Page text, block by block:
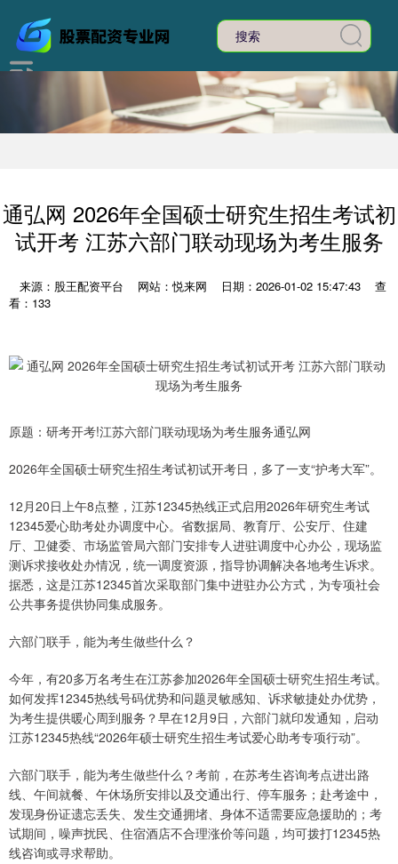
通弘网 2026年全国硕士研究生招生考试初
试开考 江苏六部门联动现场为考生服务
来源：股王配资平台 网站：悦来网 日期：2026-01-02 15:47:43
查
看：133
原题：研考开考!江苏六部门联动现场为考生服务通弘网
2026年全国硕士研究生招生考试初试开考日，多了一支“护考大军”。
12月20日上午8点整，江苏12345热线正式启用2026年研究生考试
12345爱心助考处办调度中心。省数据局、教育厅、公安厅、住建
厅、卫健委、市场监管局六部门安排专人进驻调度中心办公，现场监
测诉求接收处办情况，统一调度资源，指导协调解决各地考生诉求。
据悉，这是江苏12345首次采取部门集中进驻办公方式，为专项社会
公共事务提供协同集成服务。
六部门联手，能为考生做些什么？
今年，有20多万名考生在江苏参加2026年全国硕士研究生招生考试。
如何发挥12345热线号码优势和问题灵敏感知、诉求敏捷处办优势，
为考生提供暖心周到服务？早在12月9日，六部门就印发通知，启动
江苏12345热线“2026年硕士研究生招生考试爱心助考专项行动”。
六部门联手，能为考生做些什么？考前，在苏考生咨询考点进出路
线、午间就餐、午休场所安排以及交通出行、停车服务；赴考途中，
发现身份证遗忘丢失、发生交通拥堵、身体不适需要应急援助的；考
试期间，噪声扰民、住宿酒店不合理涨价等问题，均可拨打12345热
线咨询或寻求帮助。